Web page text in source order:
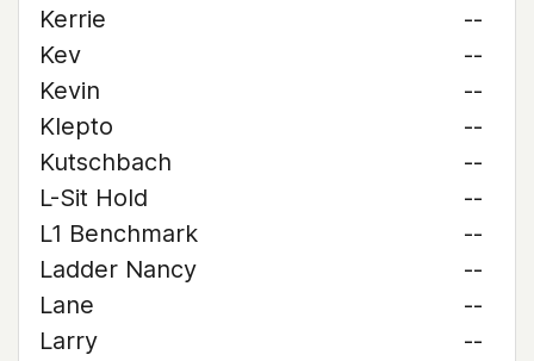
Kerrie
--
Kev
--
Kevin
--
Klepto
--
Kutschbach
--
L-Sit Hold
--
L1 Benchmark
--
Ladder Nancy
--
Lane
--
Larry
--